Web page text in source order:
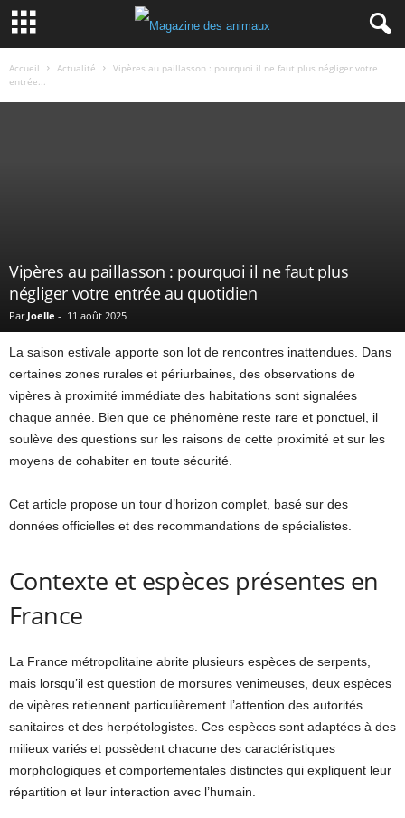
Accueil Actualité
Vipères au paillasson : pourquoi il ne faut plus négliger votre
entrée...
Vipères au paillasson : pourquoi il ne faut plus
négliger votre entrée au quotidien
Par Joelle - 11 août 2025
La saison estivale apporte son lot de rencontres inattendues. Dans
certaines zones rurales et périurbaines, des observations de
vipères à proximité immédiate des habitations sont signalées
chaque année. Bien que ce phénomène reste rare et ponctuel, il
soulève des questions sur les raisons de cette proximité et sur les
moyens de cohabiter en toute sécurité.
Cet article propose un tour d’horizon complet, basé sur des
données officielles et des recommandations de spécialistes.
Contexte et espèces présentes en
France
La France métropolitaine abrite plusieurs espèces de serpents,
mais lorsqu’il est question de morsures venimeuses, deux espèces
de vipères retiennent particulièrement l’attention des autorités
sanitaires et des herpétologistes. Ces espèces sont adaptées à des
milieux variés et possèdent chacune des caractéristiques
morphologiques et comportementales distinctes qui expliquent leur
répartition et leur interaction avec l’humain.